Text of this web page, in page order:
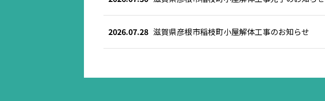
2026.07.28 滋賀県彦根市稲枝町小屋解体工事のお知らせ